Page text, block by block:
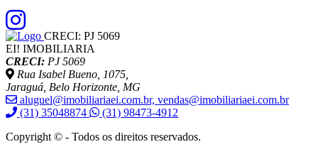
CRECI: PJ 5069
EI! IMOBILIARIA
CRECI: PJ 5069
Rua Isabel Bueno, 1075,
Jaraguá, Belo Horizonte, MG
aluguel@imobiliariaei.com.br, vendas@imobiliariaei.com.br
(31) 35048874
(31) 98473-4912
Copyright © - Todos os direitos reservados.